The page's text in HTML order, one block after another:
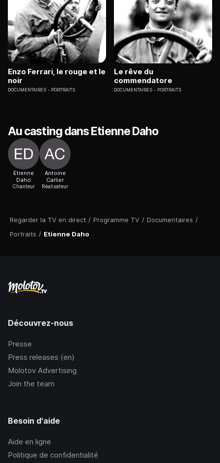
Regarder la TV en direct / Programme TV / Documentaires /
Portraits / Etienne Daho
Enzo Ferrari, le rouge et le
noir
DOCUMENTAIRES PORTRAITS
Le rêve du
commendatore
DOCUMENTAIRES PORTRAITS
Au casting dans Etienne Daho
Etienne
Daho
Chanteur
Antoine
Carlier
Réalisateur
Découvrez-nous
Presse
Press releases (en)
Molotov Advertising
Join the team
Besoin d'aide
Aide en ligne
Politique de confidentialité